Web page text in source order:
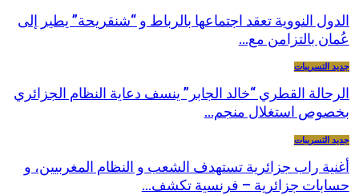
الدول النووية تعقد اجتماعها بالرباط و “شنقريحة” يطير إلى
عُمان بالتزامن مع…
جديد التسريبات
الرحالة القطري “خالد الجابر” ينسف دعاية النظام الجزائري
بخصوص استغلال منجم…
جديد التسريبات
أغنية راب جزائرية تستهدف الشعب و النظام المغربيين، و
حسابات جزائرية – فرنسية تكشف…